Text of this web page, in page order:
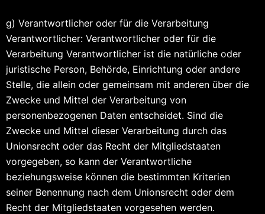
g) Verantwortlicher oder für die Verarbeitung
Verantwortlicher: Verantwortlicher oder für die
Verarbeitung Verantwortlicher ist die natürliche oder
juristische Person, Behörde, Einrichtung oder andere
Stelle, die allein oder gemeinsam mit anderen über die
Zwecke und Mittel der Verarbeitung von
personenbezogenen Daten entscheidet. Sind die
Zwecke und Mittel dieser Verarbeitung durch das
Unionsrecht oder das Recht der Mitgliedstaaten
vorgegeben, so kann der Verantwortliche
beziehungsweise können die bestimmten Kriterien
seiner Benennung nach dem Unionsrecht oder dem
Recht der Mitgliedstaaten vorgesehen werden.